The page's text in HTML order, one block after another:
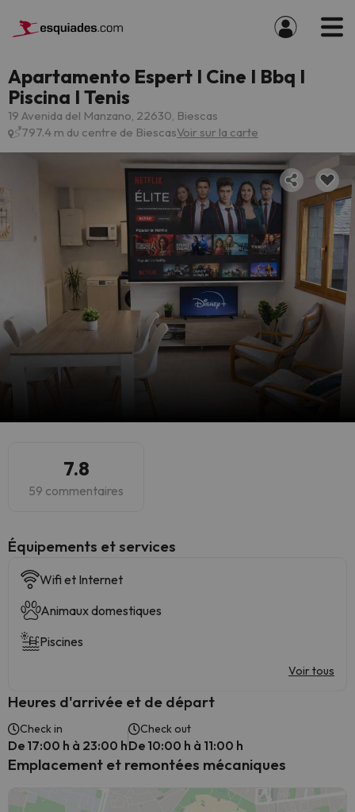
Apartamento Espert I Cine I Bbq I
Piscina I Tenis
19 Avenida del Manzano, 22630, Biescas
797.4 m du centre de BiescasVoir sur la carte
7.8
59 commentaires
​Équipements et services
Wifi et Internet
Animaux domestiques
Piscines
Voir tous
Heures d'arrivée et de départ
Check in
De 17:00 h à 23:00 h
Check out
De 10:00 h à 11:00 h
Emplacement et remontées mécaniques